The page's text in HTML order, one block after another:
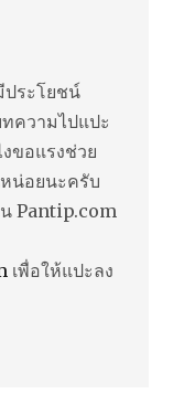
ประโยชน์
ความไปแปะ
ขอแรงช่วย
น่อยนะครับ
Pantip.com
เพื่อให้แปะลง